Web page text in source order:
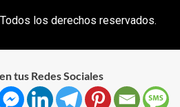
los derechos reservados.
tus Redes Sociales